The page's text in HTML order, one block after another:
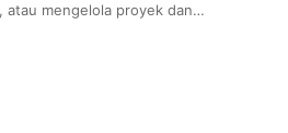
atau mengelola proyek dan…